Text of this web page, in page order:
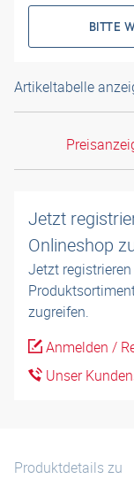
BITTE
Artikeltabelle
Jetzt
Onlineshop
Jetzt
zugreifen.
Anmelden /
Unser
Produktdetails zu